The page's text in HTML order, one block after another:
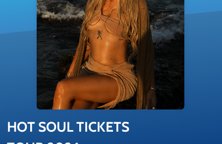
HOT SOUL TI­CKETS